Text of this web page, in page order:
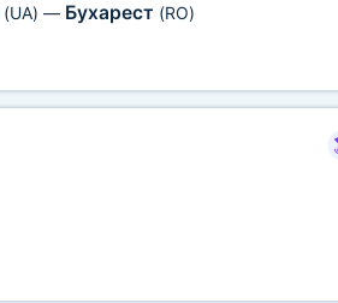
(UA) — Бухарест (RO)